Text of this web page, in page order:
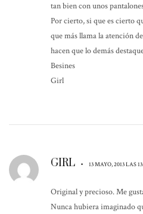
tan bien con unos
Por cierto, si que es cierto
que más llama la atención
hacen que lo demás
Besines
Girl
GIRL • 13 MAYO, 2013 LAS
Original y precioso. Me
Nunca hubiera imaginado